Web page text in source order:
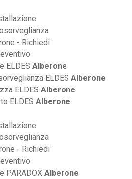
ELDES Alberone
ELDES Alberone
ELDES Alberone
ELDES Alberone
PARADOX Alberone